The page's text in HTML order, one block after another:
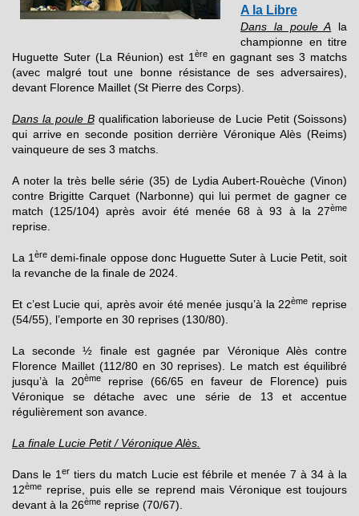
A la Libre
Dans la poule A la
championne en titre
Huguette Suter (La Réunion) est 1 ère en gagnant ses 3 matchs
(avec malgré tout une bonne résistance de ses adversaires),
devant Florence Maillet (St Pierre des Corps).
Dans la poule Bqualification laborieuse de Lucie Petit (Soissons)
qui arrive en seconde position derrière Véronique Alès (Reims)
vainqueure de ses 3 matchs.
A noter la très belle série (35) de Lydia Aubert-Rouèche (Vinon)
contre Brigitte Carquet (Narbonne) qui lui permet de gagner ce
match (125/104) après avoir été menée 68 à 93 à la 27ème
reprise.
La 1ère demi-finale oppose donc Huguette Suter à Lucie Petit, soit
la revanche de la finale de 2024.
Et c’est Lucie qui, après avoir été menée jusqu’à la 22ème reprise
(54/55), l’emporte en 30 reprises (130/80).
La seconde ½ finale est gagnée par Véronique Alès contre
Florence Maillet (112/80 en 30 reprises). Le match est équilibré
jusqu’à la 20ème
reprise (66/65 en faveur de Florence) puis
Véronique se détache avec une série de 13 et accentue
régulièrement son avance.
La finale Lucie Petit / Véronique Alès.
Dans le 1 er tiers du match Lucie est fébrile et menée 7 à 34 à la
12ème reprise, puis elle se reprend mais Véronique est toujours
devant à la 26ème reprise (70/67).